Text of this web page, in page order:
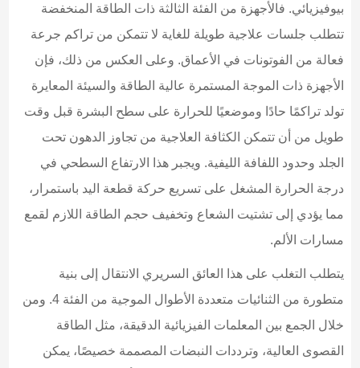
بيوفيزيائي. فالأجهزة من الفئة الثالثة ذات الطاقة المنخفضة
تتطلب جلسات علاجية طويلة للغاية لا تتمكن من تراكم جرعة
فعالة من الفوتونات في الأعماق. وعلى العكس من ذلك، فإن
الأجهزة ذات الموجة المستمرة عالية الطاقة والسيئة المعايرة
تولد تراكمًا حادًا وموضعيًا للحرارة على سطح البشرة قبل وقت
طويل من أن تتمكن الكثافة العلاجية من تجاوز الدهون تحت
الجلد وحدود اللفافة الليفية. ويجبر هذا الارتفاع السطحي في
درجة الحرارة المشغل على تسريع حركة قطعة اليد باستمرار،
مما يؤدي إلى تشتيت الشعاع وتخفيف حجم الطاقة اللازم لقمع
مسارات الألم.
يتطلب التغلب على هذا العائق السريري الانتقال إلى بنية
متطورة من الثنائيات متعددة الأطوال الموجية من الفئة 4. ومن
خلال الجمع بين المعلمات الفيزيائية الدقيقة، مثل الطاقة
القصوى العالية، وترددات النبضات المصممة خصيصًا، يمكن